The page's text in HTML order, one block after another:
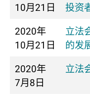
10月21日
投资
2020年
10月21日
立法
的发
2020年
7月8日
立法